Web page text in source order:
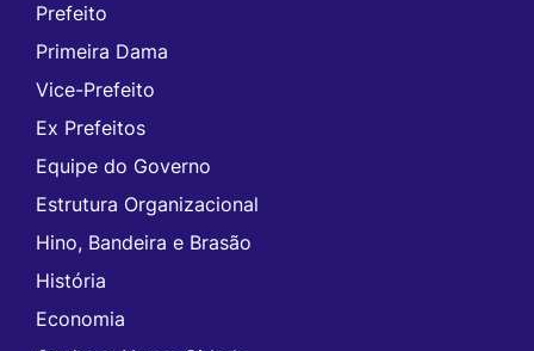
Prefeito
Primeira Dama
Vice-Prefeito
Ex Prefeitos
Equipe do Governo
Estrutura Organizacional
Hino, Bandeira e Brasão
História
Economia